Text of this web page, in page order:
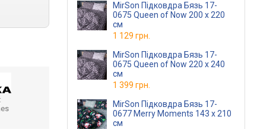
MirSon Підковдра Бязь 17-
0675 Queen of Now 200 x 220
см
1 129 грн.
MirSon Підковдра Бязь 17-
0675 Queen of Now 220 x 240
см
1 399 грн.
MirSon Підковдра Бязь 17-
0677 Merry Moments 143 x 210
см